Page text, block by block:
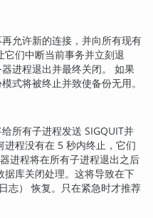
允许新的连接，并向所有现有
它们中断当前事务并立刻退
进程退出并最终关闭。 如果
式将被终止并致使备份无用。
所有子进程发送 SIGQUIT并
进程没有在 5 秒内终止，它们
进程将在所有子进程退出之后
据库关闭处理。这将导致在下
志） 恢复。只在紧急时才推荐